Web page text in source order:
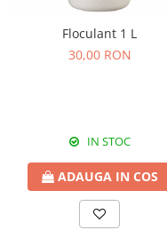
Floculant 1 L
30,00 RON
IN STOC
ADAUGA IN COS